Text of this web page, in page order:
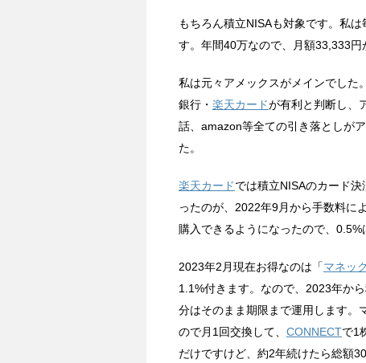
もちろん積立NISAも対象です。私は
す。年間40万なので、月額33,333円
私は元々アメックスがメインでした
銀行・ 楽天カードが有利と判断し、
話、amazon等全ての引き落としが
た。
楽天カードでは積立NISAのカード
ったのが、2022年9月から手数料に
購入できるようになったので、0.5%
2023年2月現在お得なのは「マネッ
1.1%付きます。なので、2023年か
分はそのまま期限まで運用します。
ので月1回交換して、 CONNECTで1
だけですけど、約2年続けたら総額